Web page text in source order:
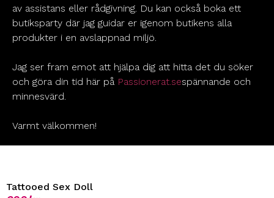
av assistans eller rådgivning. Du kan också boka ett
butiksparty där jag guidar er igenom butikens alla
produkter i en avslappnad miljö.
Jag ser fram emot att hjälpa dig att hitta det du söker
och göra din tid här på Passionerat.sespännande och
minnesvärd.
Varmt välkommen!
Tattooed Sex Doll